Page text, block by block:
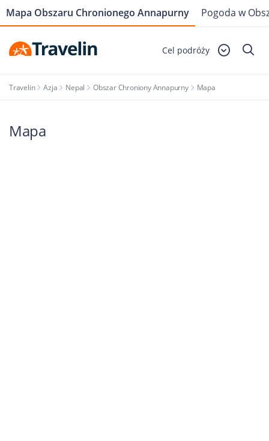
Cel podróży
Travelin Azja Nepal Obszar Chroniony Annapurny Mapa
Mapa Obszaru Chronionego Annapurny Pogoda w
Mapa